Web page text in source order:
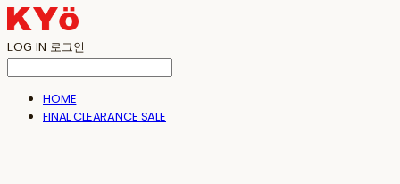
LOG IN 로그인
HOME
FINAL CLEARANCE SALE